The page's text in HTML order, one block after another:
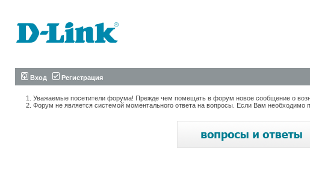
Вход Регистрация
Уважаемые посетители форума! Прежде чем помещать в форум новое сообщение о
Форум не является системой моментального ответа на вопросы. Если Вам